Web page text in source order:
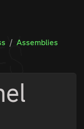
Assemblies